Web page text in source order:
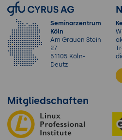
Seminarzentrum
Köln
Am Grauen Stein
27
51105 Köln-
Deutz
Mitgliedschaften